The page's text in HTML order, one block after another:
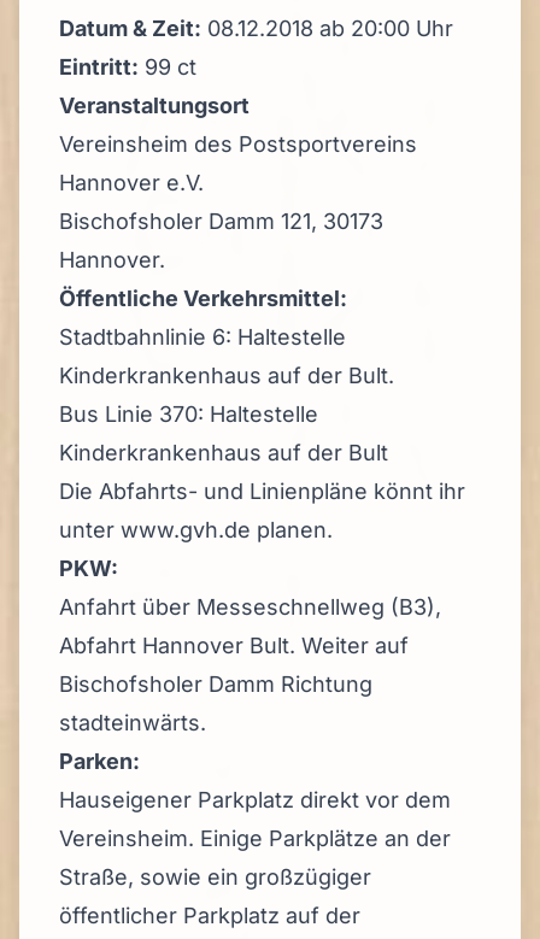
Datum & Zeit: 08.12.2018 ab 20:00 Uhr
Eintritt: 99 ct
Veranstaltungsort
Vereinsheim des Postsportvereins
Hannover e.V.
Bischofsholer Damm 121, 30173
Hannover.
Öffentliche Verkehrsmittel:
Stadtbahnlinie 6: Haltestelle
Kinderkrankenhaus auf der Bult.
Bus Linie 370: Haltestelle
Kinderkrankenhaus auf der Bult
Die Abfahrts- und Linienpläne könnt ihr
unter www.gvh.de planen.
PKW:
Anfahrt über Messeschnellweg (B3),
Abfahrt Hannover Bult. Weiter auf
Bischofsholer Damm Richtung
stadteinwärts.
Parken:
Hauseigener Parkplatz direkt vor dem
Vereinsheim. Einige Parkplätze an der
Straße, sowie ein großzügiger
öffentlicher Parkplatz auf der